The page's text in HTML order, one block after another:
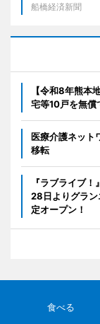
船橋経済新聞
【令和8年熊本
宅等10戸を無償
医療介護ネット
移転
『ラブライブ
28日よりグラン
定オープン！
食べる